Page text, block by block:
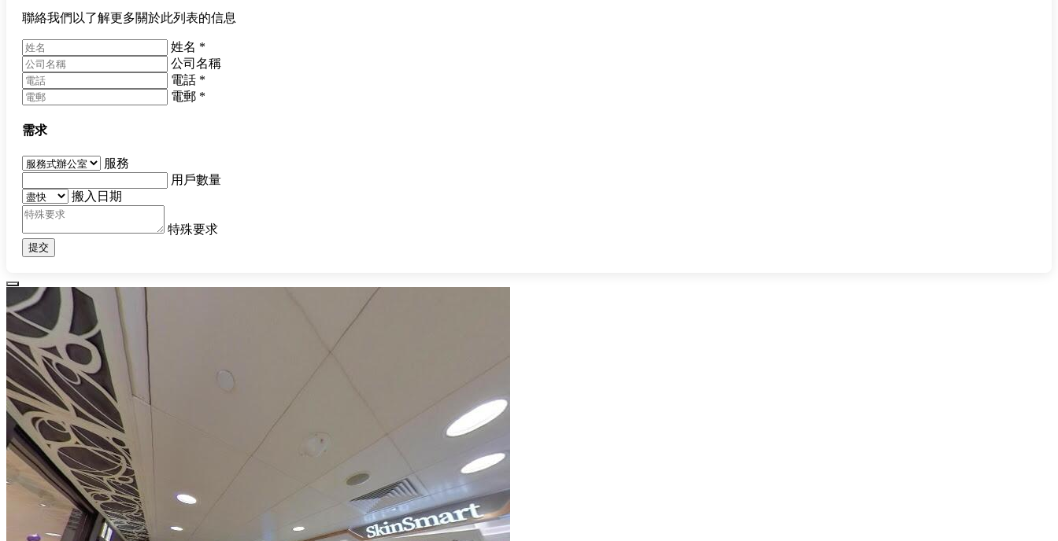
聯絡我們以了解更多關於此列表的信息
姓名 *
公司名稱
電話 *
電郵 *
需求
服務
用戶數量
搬入日期
特殊要求
提交